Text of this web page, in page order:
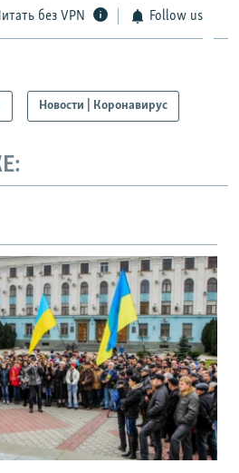
без VPN Follow us
Новости | Коронавирус